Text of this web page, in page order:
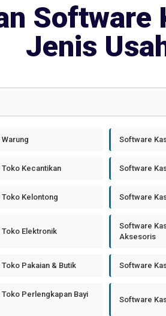
Software
Jenis
Software
Kecantikan Software
Kelontong Software
Elektronik
Software
Aksesoris
Pakaian & Butik Software
Perlengkapan Bayi
Software